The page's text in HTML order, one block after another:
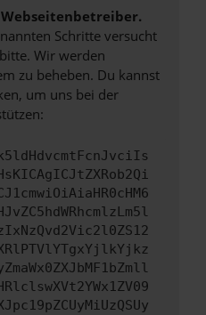
Schritte versucht
Wir werden
zu beheben. Du kannst
um uns bei der